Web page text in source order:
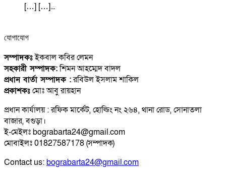
[…] […]...
যোগাযোগ
সম্পাদকঃইকবাল কবির লেমন
সহকারী সম্পাদক:শিমন আহম্মেদ বাদল
প্রধান বার্তা সম্পাদক :রবিউল ইসলাম শাকিল
প্রকাশকঃমোঃ আবু রায়হান
প্রধান কার্যালয় : রফিক মার্কেট, হোল্ডিং নং ২৬৪, থানা রোড, সোনাতলা
বাজার, বগুড়া।
ই-মেইলঃ bograbarta24@gmail.com
মোবাইলঃ 01827587178 (সম্পাদক)
Contact us:bograbarta24@gmail.com